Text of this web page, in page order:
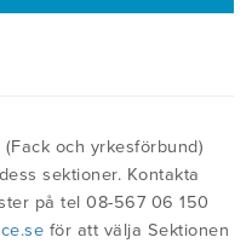
(MDT)?
PÅ EN
och yrkesförbund)
sektioner. Kontakta
på tel 08-567 06 150
för att välja Sektionen